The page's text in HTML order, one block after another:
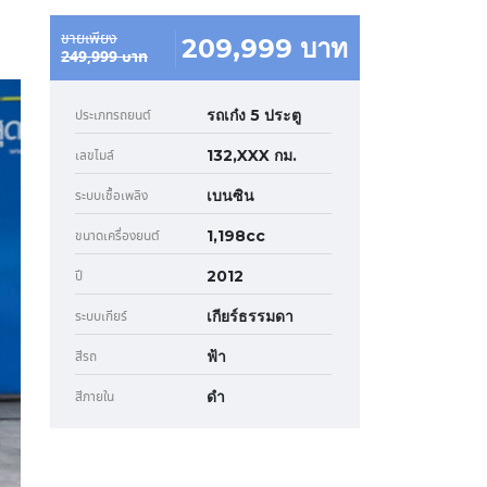
ขายเพียง
249,999 บาท 209,999 บาท
ประเภทรถยนต์ รถเก๋ง 5 ประตู
เลขไมล์ 132,XXX กม.
ระบบเชื้อเพลิง เบนซิน
ขนาดเครื่องยนต์ 1,198cc
ปี 2012
ระบบเกียร์ เกียร์ธรรมดา
สีรถ ฟ้า
สีภายใน ดำ